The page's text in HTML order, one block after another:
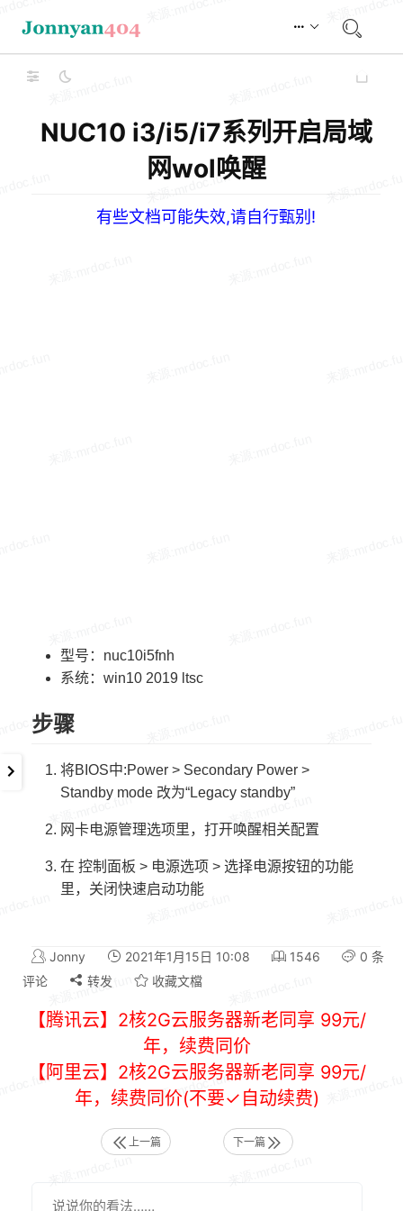
NUC10 i3/i5/i7系列开启局域
网wol唤醒
有些文档可能失效,请自行甄别!
型号：nuc10i5fnh
系统：win10 2019 ltsc
步骤
将BIOS中:Power > Secondary Power >
Standby mode ​改为“Legacy standby”
网卡电源管理选项里，打开唤醒相关配置
在 控制面板 > 电源选项 > 选择电源按钮的功能
里，关闭快速启动功能
Jonny 2021年1月15日 10:08 1546
0 条
评论
转发 收藏文檔
【腾讯云】2核2G云服务器新老同享 99元/
年，续费同价
【阿里云】2核2G云服务器新老同享 99元/
年，续费同价(不要✓自动续费)
上一篇 下一篇